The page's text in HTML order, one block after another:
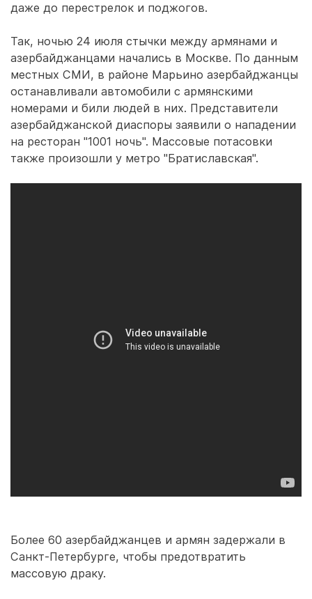
даже до перестрелок и поджогов.
Так, ночью 24 июля стычки между армянами и
азербайджанцами начались в Москве. По данным
местных СМИ, в районе Марьино азербайджанцы
останавливали автомобили с армянскими
номерами и били людей в них. Представители
азербайджанской диаспоры заявили о нападении
на ресторан "1001 ночь". Массовые потасовки
также произошли у метро "Братиславская".
Более 60 азербайджанцев и армян задержали в
Санкт-Петербурге, чтобы предотвратить
массовую драку.